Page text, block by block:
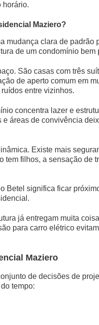
horário.
Maziero?
mudança clara de
de um condomínio bem
São casas com três
de aperto comum em
entre vizinhos.
concentra lazer e
áreas de convivência
Existe mais
tem filhos, a sensação de
Betel significa ficar
já entregam muita
para carro elétrico
Maziero
de decisões de
tempo: